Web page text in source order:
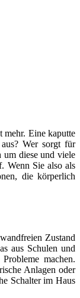
mehr. Eine kaputte
Wer sorgt für
diese und viele
Wenn Sie also als
die körperlich
Zustand
aus Schulen und
machen.
Anlagen oder
Schalter im Haus